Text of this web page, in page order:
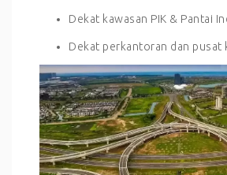
Dekat kawasan PIK & Pantai
Dekat perkantoran dan pusat